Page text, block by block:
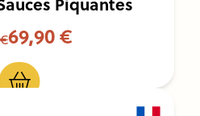
69,90 €